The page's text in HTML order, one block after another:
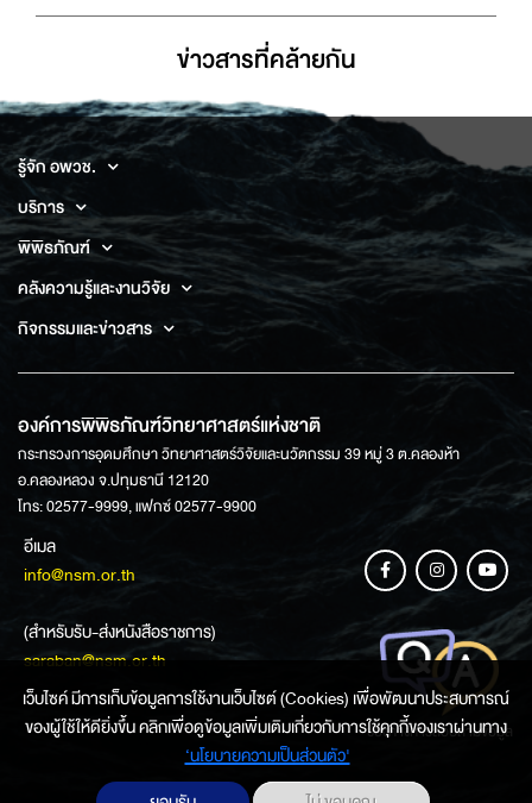
ข่าวสารที่่คล้ายกัน
รู้จัก อพวช.
บริการ
พิพิธภัณฑ์
คลังความรู้และงานวิจัย
กิจกรรมและข่าวสาร
องค์การพิพิธภัณฑ์วิทยาศาสตร์แห่งชาติ
กระทรวงการอุดมศึกษา วิทยาศาสตร์วิจัยและนวัตกรรม 39 หมู่ 3 ต.คลองห้า
อ.คลองหลวง จ.ปทุมธานี 12120
โทร: 02577-9999, แฟกซ์ 02577-9900
อีเมล
info@nsm.or.th
(สำหรับรับ-ส่งหนังสือราชการ)
saraban@nsm.or.th
ช่องทางการสอบถามข้อมูล
เว็บไซค์ มีการเก็บข้อมูลการใช้งานเว็บไซต์ (Cookies) เพื่อพัฒนาประสบการณ์
ของผู้ใช้ให้ดียิ่งขึ้น คลิกเพื่อดูข้อมูลเพิ่มเติมเกี่ยวกับการใช้คุกกี้ของเราผ่านทาง
‘นโยบายความเป็นส่วนตัว'